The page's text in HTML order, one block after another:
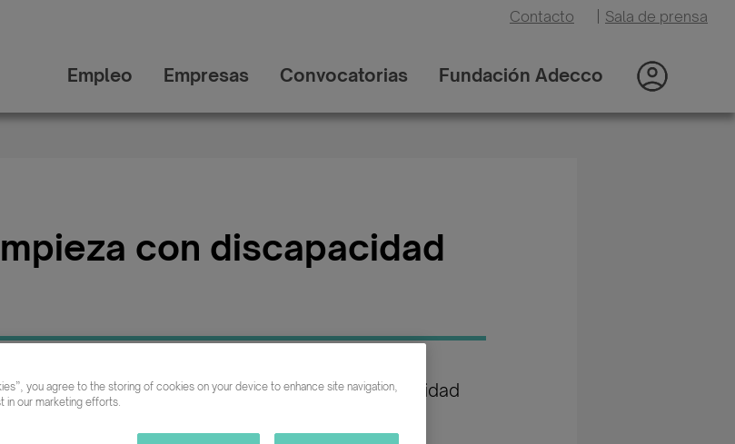
Contacto Sala de prensa
Empleo Empresas Convocatorias Fundación Adecco
con discapacidad
Publicada:
09/09/2025
Categoría: Seguridad
you agree to the storing of cookies on your device to enhance site navigation,
in our marketing efforts.